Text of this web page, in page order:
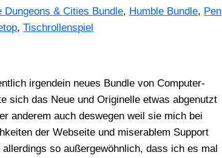
Dungeons & Cities Bundle, Humble Bundle, Pen
,Tischrollenspiel
irgend­ein neu­es Bund­le von Com­pu­ter­
sich das Neue und Ori­gi­nel­le etwas abge­nutzt
ande­rem auch des­we­gen weil sie mich bei
der Web­sei­te und mise­ra­blem Sup­port
so außer­ge­wöhn­lich, dass ich es mal